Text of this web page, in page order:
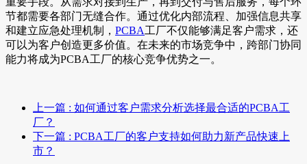
节都需要各部门无缝合作。通过优化内部流程、加强信息共享
和建立应急处理机制， PCBA工厂不仅能够满足客户需求，还
可以为客户创造更多价值。在未来的市场竞争中，跨部门协同
能力将成为PCBA工厂的核心竞争优势之一。
上一篇 : 如何通过客户需求分析选择最合适的PCBA工
厂？
下一篇 : PCBA工厂的客户支持如何助力新产品快速上
市？